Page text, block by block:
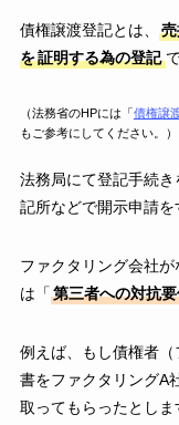
債権譲渡登記とは、
を証明する為の登記
（法務省のHPには「 債権譲
もご参考にしてください。）
法務局にて登記手続
記所などで開示申請を
ファクタリング会社
は「 第三者への対抗
例えば、もし債権者
書をファクタリングA
取ってもらったとし